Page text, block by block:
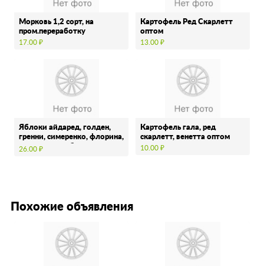
Морковь 1,2 сорт, на
пром.переработку
17.00 ₽
Картофель Ред Скарлетт
оптом
13.00 ₽
Яблоки айдаред, голден,
гренни, симеренко, флорина,
пинова, прикубанское …
26.00 ₽
Картофель гала, ред
скарлетт, венетта оптом
10.00 ₽
Похожие объявления